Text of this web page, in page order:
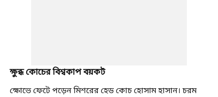
ক্ষুব্ধ কোচের বিশ্বকাপ বয়কট
ক্ষোভে ফেটে পড়েন মিশরের হেড কোচ হোসাম হাসান। চরম